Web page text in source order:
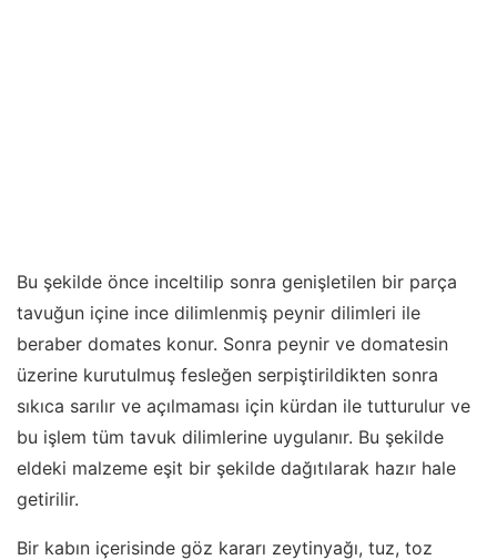
Bu şekilde önce inceltilip sonra genişletilen bir parça
tavuğun içine ince dilimlenmiş peynir dilimleri ile
beraber domates konur. Sonra peynir ve domatesin
üzerine kurutulmuş fesleğen serpiştirildikten sonra
sıkıca sarılır ve açılmaması için kürdan ile tutturulur ve
bu işlem tüm tavuk dilimlerine uygulanır. Bu şekilde
eldeki malzeme eşit bir şekilde dağıtılarak hazır hale
getirilir.
Bir kabın içerisinde göz kararı zeytinyağı, tuz, toz